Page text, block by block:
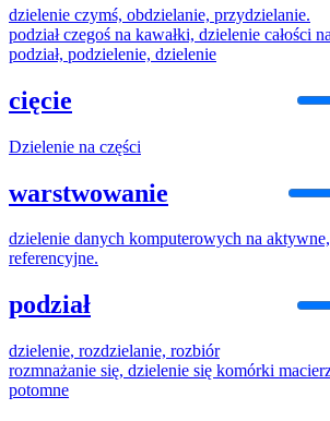
dzielenie czymś, obdzielanie, przydzielanie.
podział czegoś na kawałki, dzielenie całości
podział, podzielenie, dzielenie
cięcie
Dzielenie na części
warstwowanie
dzielenie danych komputerowych na
referencyjne.
podział
dzielenie, rozdzielanie, rozbiór
rozmnażanie się, dzielenie się komórki
potomne